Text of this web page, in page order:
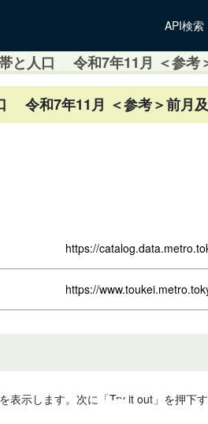
API検索
と人口 令和7年11月 ＜参考
令和7年11月 ＜参考＞前月
https://
https://
表示します。次に「Try it out」を押